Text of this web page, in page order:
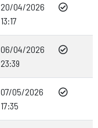
20/04/2026
13:17
06/04/2026
23:39
07/05/2026
17:35